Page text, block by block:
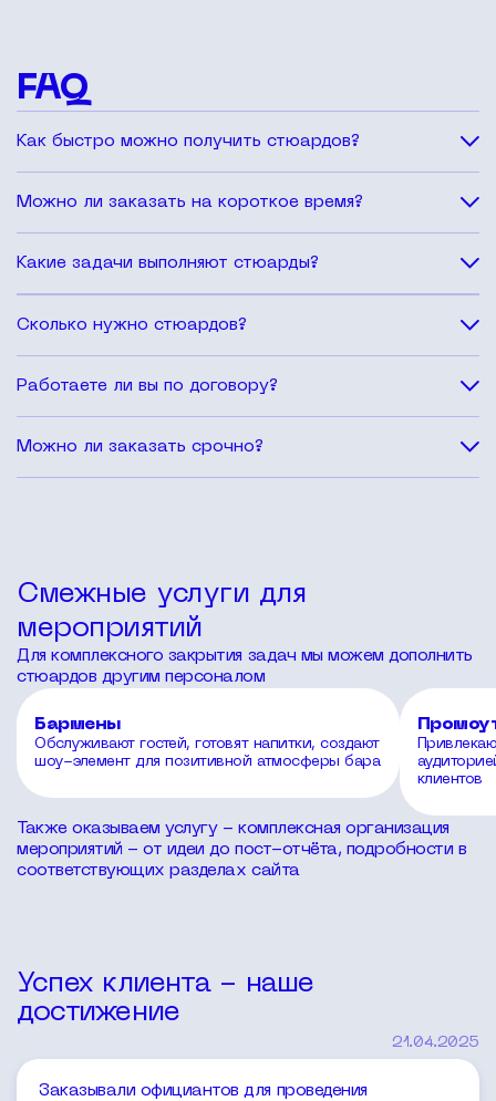
FAQ
Как быстро можно получить стюардов?
можем предложить персонал в течение нескольких
Можно ли заказать на короткое время?
Какие задачи выполняют стюарды?
поддержание порядка.
Сколько нужно стюардов?
зависимости от площадки и потока гостей.
Работаете ли вы по договору?
Можно ли заказать срочно?
Смежные услуги для
мероприятий
Для комплексного закрытия задач мы можем дополнить
стюардов другим персоналом
Бармены
Обслуживают гостей, готовят напитки, создают
шоу-элемент для позитивной атмосферы бара
клиентов
Также оказываем услугу - комплексная организация
мероприятий - от идеи до пост-отчёта, подробности в
соответствующих разделах сайта
Успех клиента - наше
достижение
21.04.2025
Заказывали официантов для проведения